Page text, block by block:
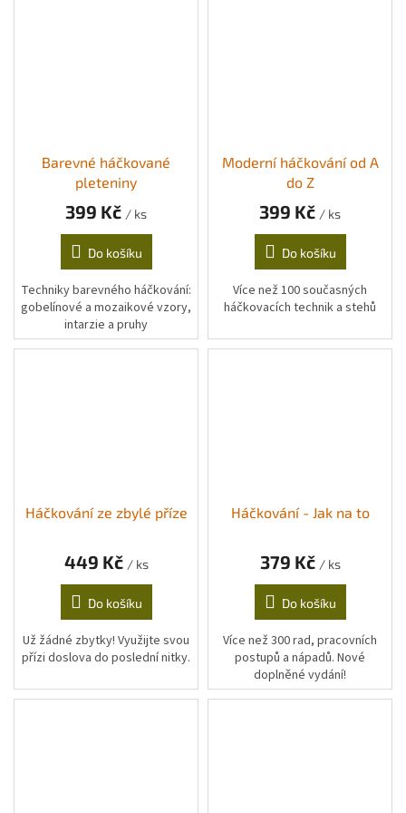
Barevné háčkované
pleteniny
399 Kč / ks
Do košíku
Techniky barevného háčkování:
gobelínové a mozaikové vzory,
intarzie a pruhy
Moderní háčkování od A
do Z
399 Kč / ks
Do košíku
Více než 100 současných
háčkovacích technik a stehů
Háčkování ze zbylé příze
449 Kč / ks
Do košíku
Už žádné zbytky! Využijte svou
přízi doslova do poslední nitky.
Háčkování - Jak na to
379 Kč / ks
Do košíku
Více než 300 rad, pracovních
postupů a nápadů. Nové
doplněné vydání!